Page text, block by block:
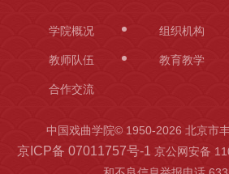
学院概况 组织机构
教师队伍 教育教学
合作交流
中国戏曲学院© 1950-2026 北京市
京ICP备 07011757号-1 京公网安备